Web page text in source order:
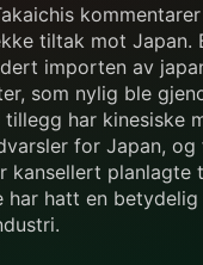
tiltak mot Japan.
importen av
som nylig ble
har kinesiske
for Japan, og
kansellert planlagte
har hatt en